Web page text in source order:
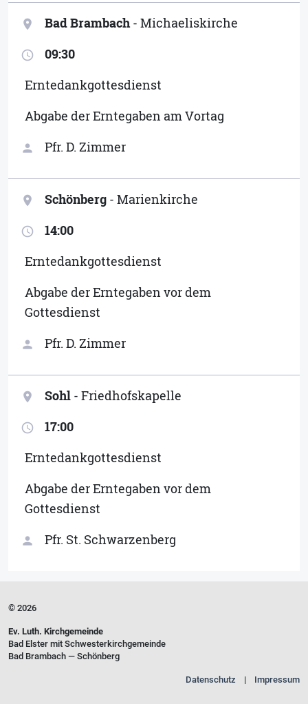
location_on Bad Brambach - Michaeliskirche
access_time
09:30
Erntedankgottesdienst
Abgabe der Erntegaben am Vortag
person Pfr. D. Zimmer
location_on Schönberg - Marienkirche
access_time
14:00
Erntedankgottesdienst
Abgabe der Erntegaben vor dem
Gottesdienst
person Pfr. D. Zimmer
location_on Sohl - Friedhofskapelle
access_time
17:00
Erntedankgottesdienst
Abgabe der Erntegaben vor dem
Gottesdienst
person Pfr. St. Schwarzenberg
© 2026
Ev. Luth. Kirchgemeinde
Bad Elster mit Schwesterkirchgemeinde
Bad Brambach — Schönberg
Datenschutz Impressum